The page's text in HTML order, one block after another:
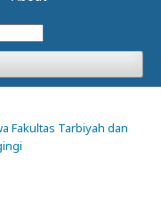
Fakultas Tarbiyah dan